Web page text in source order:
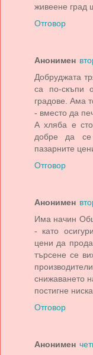
живеене град
Отговор
Анонимен
Добруджата
са по-скъпи
градове. Ама
- вместо да
А хляба е
добре да
пазарните
Отговор
Анонимен
Има начин
- като
цени да
търсене се
снижаването
постигне
Отговор
Анонимен